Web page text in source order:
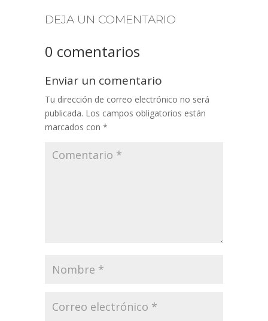
DEJA UN COMENTARIO
0 comentarios
Enviar un comentario
Tu dirección de correo electrónico no será
publicada. Los campos obligatorios están
marcados con *